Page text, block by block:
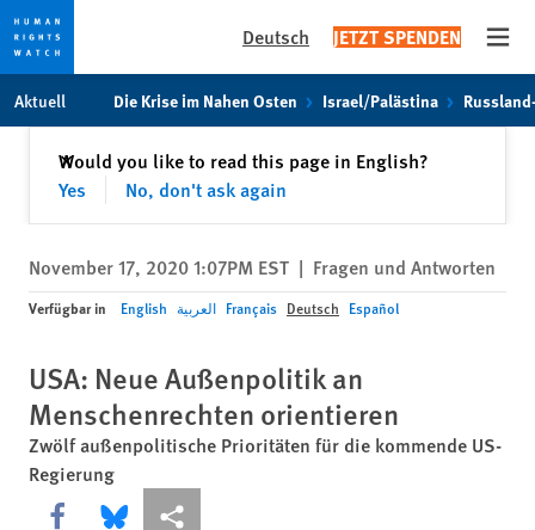
Skip
to
Skip
to
content
Deutsch JETZT SPENDEN
Aktuell Die Krise im Nahen Osten Israel/Palästina
Would you like to read this page in English?
Yes
No, don't ask again
✕Schließen
November 17, 2020 1:07PM EST | Fragen und Antworten
Verfügbar in English العربية Français Deutsch Español
USA: Neue Außenpolitik an
Menschenrechten orientieren
Zwölf außenpolitische Prioritäten für die kommende US-
Regierung
Share this via Facebook
Share this via Bluesky
More sharing options